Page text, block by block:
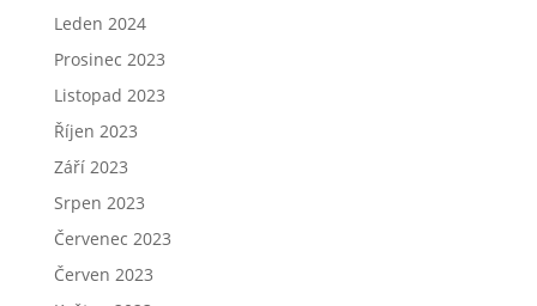
Leden 2024
Prosinec 2023
Listopad 2023
Říjen 2023
Září 2023
Srpen 2023
Červenec 2023
Červen 2023